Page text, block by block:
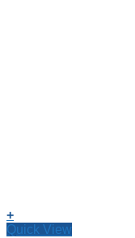
+
Quick View